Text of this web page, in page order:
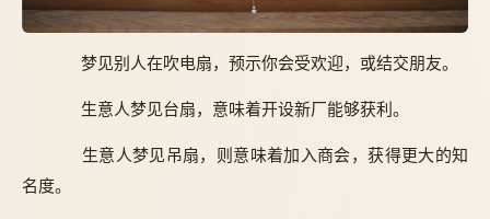
梦见别人在吹电扇，预示你会受欢迎，或结交朋友。
生意人梦见台扇，意味着开设新厂能够获利。
生意人梦见吊扇，则意味着加入商会，获得更大的知
名度。